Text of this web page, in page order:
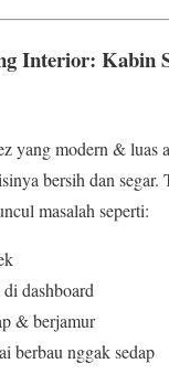
Interior: Kabin
yang modern & luas
bersih dan segar.
masalah seperti:
dashboard
& berjamur
berbau nggak sedap